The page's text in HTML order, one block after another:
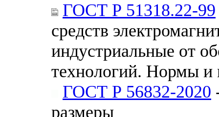
ГОСТ Р 51318.22-99
средств
индустриальные от
технологий. Нормы
ГОСТ Р 56832-2020
размеры